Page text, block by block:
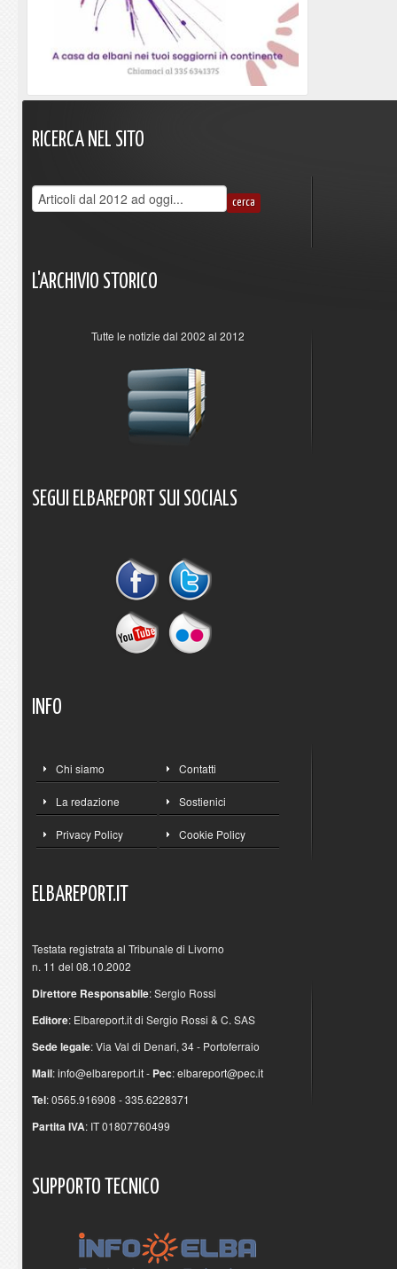
RICERCA NEL SITO
L'ARCHIVIO STORICO
Tutte le notizie dal 2002 al 2012
SEGUI ELBAREPORT SUI SOCIALS
INFO
Chi siamo Contatti
La redazione Sostienici
Privacy Policy Cookie Policy
ELBAREPORT.IT
Testata registrata al Tribunale di Livorno
n. 11 del 08.10.2002
Direttore Responsabile: Sergio Rossi
Editore: Elbareport.it di Sergio Rossi & C. SAS
Sede legale: Via Val di Denari, 34 - Portoferraio
Mail:info@elbareport.it- Pec:elbareport@pec.it
Tel: 0565.916908 - 335.6228371
Partita IVA: IT 01807760499
SUPPORTO TECNICO